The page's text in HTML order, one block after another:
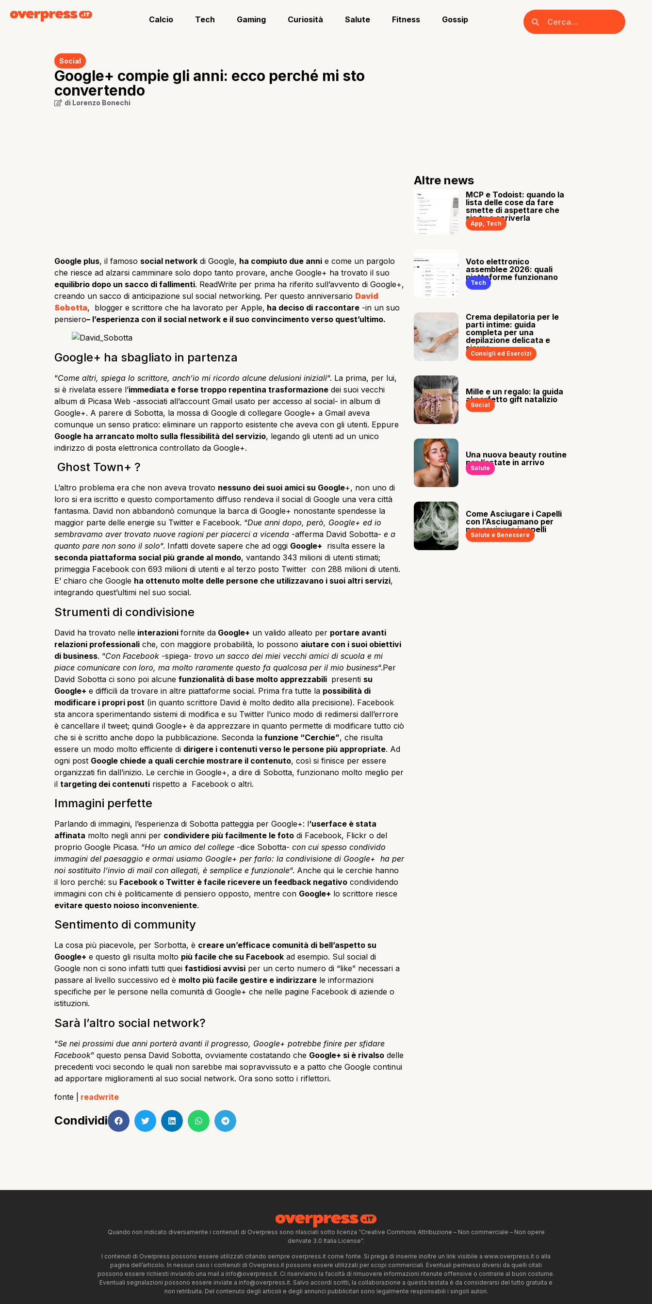
Calcio Tech Gaming Curiosità Salute Fitness Gossip
Social
Google+ compie gli anni: ecco perché mi sto
convertendo
di Lorenzo Bonechi
Google plus, il famoso social network di Google, ha compiuto due anni e come un pargolo
che riesce ad alzarsi camminare solo dopo tanto provare, anche Google+ ha trovato il suo
equilibrio dopo un sacco di fallimenti. ReadWrite per prima ha riferito sull’avvento di Google+,
creando un sacco di anticipazione sul social networking. Per questo anniversario David
Sobotta, blogger e scrittore che ha lavorato per Apple, ha deciso di raccontare -in un suo
pensiero– l’esperienza con il social network e il suo convincimento verso quest’ultimo.
Google+ ha sbagliato in partenza
“Come altri, spiega lo scrittore, anch’io mi ricordo alcune delusioni iniziali“. La prima, per lui,
si è rivelata essere l’immediata e forse troppo repentina trasformazione dei suoi vecchi
album di Picasa Web -associati all’account Gmail usato per accesso al social- in album di
Google+. A parere di Sobotta, la mossa di Google di collegare Google+ a Gmail aveva
comunque un senso pratico: eliminare un rapporto esistente che aveva con gli utenti. Eppure
Google ha arrancato molto sulla flessibilità del servizio, legando gli utenti ad un unico
indirizzo di posta elettronica controllato da Google+.
Ghost Town+ ?
L’altro problema era che non aveva trovato nessuno dei suoi amici su Google+, non uno di
loro si era iscritto e questo comportamento diffuso rendeva il social di Google una vera città
fantasma. David non abbandonò comunque la barca di Google+ nonostante spendesse la
maggior parte delle energie su Twitter e Facebook. “Due anni dopo, però, Google+ ed io
sembravamo aver trovato nuove ragioni per piacerci a vicenda -afferma David Sobotta- e a
quanto pare non sono il solo“. Infatti dovete sapere che ad oggi Google+ risulta essere la
seconda piattaforma social più grande al mondo, vantando 343 milioni di utenti stimati;
primeggia Facebook con 693 milioni di utenti e al terzo posto Twitter con 288 milioni di utenti.
E’ chiaro che Google ha ottenuto molte delle persone che utilizzavano i suoi altri servizi,
integrando quest’ultimi nel suo social.
Strumenti di condivisione
David ha trovato nelle interazioni fornite da Google+ un valido alleato per portare avanti
relazioni professionali che, con maggiore probabilità, lo possono aiutare con i suoi obiettivi
di business. “Con Facebook -spiega- trovo un sacco dei miei vecchi amici di scuola e mi
piace comunicare con loro, ma molto raramente questo fa qualcosa per il mio business“.Per
David Sobotta ci sono poi alcune funzionalità di base molto apprezzabili presenti su
Google+ e difficili da trovare in altre piattaforme social. Prima fra tutte la possibilità di
modificare i propri post (in quanto scrittore David è molto dedito alla precisione). Facebook
sta ancora sperimentando sistemi di modifica e su Twitter l’unico modo di redimersi dall’errore
è cancellare il tweet; quindi Google+ è da apprezzare in quanto permette di modificare tutto ciò
che si è scritto anche dopo la pubblicazione. Seconda la funzione “Cerchie”, che risulta
essere un modo molto efficiente di dirigere i contenuti verso le persone più appropriate. Ad
ogni post Google chiede a quali cerchie mostrare il contenuto, così si finisce per essere
organizzati fin dall’inizio. Le cerchie in Google+, a dire di Sobotta, funzionano molto meglio per
il targeting dei contenuti rispetto a Facebook o altri.
Immagini perfette
Parlando di immagini, l’esperienza di Sobotta patteggia per Google+: l‘userface è stata
affinata molto negli anni per condividere più facilmente le foto di Facebook, Flickr o del
proprio Google Picasa. “Ho un amico del college -dice Sobotta- con cui spesso condivido
immagini del paesaggio e ormai usiamo Google+ per farlo: la condivisione di Google+ ha per
noi sostituito l’invio di mail con allegati, è semplice e funzionale“. Anche qui le cerchie hanno
il loro perché: su Facebook o Twitter è facile ricevere un feedback negativo condividendo
immagini con chi è politicamente di pensiero opposto, mentre con Google+ lo scrittore riesce
evitare questo noioso inconveniente.
Sentimento di community
La cosa più piacevole, per Sorbotta, è creare un’efficace comunità di bell’aspetto su
Google+ e questo gli risulta molto più facile che su Facebook ad esempio. Sul social di
Google non ci sono infatti tutti quei fastidiosi avvisi per un certo numero di “like” necessari a
passare al livello successivo ed è molto più facile gestire e indirizzare le informazioni
specifiche per le persone nella comunità di Google+ che nelle pagine Facebook di aziende o
istituzioni.
Sarà l’altro social network?
“Se nei prossimi due anni porterà avanti il progresso, Google+ potrebbe finire per sfidare
Facebook” questo pensa David Sobotta, ovviamente costatando che Google+ si è rivalso delle
precedenti voci secondo le quali non sarebbe mai sopravvissuto e a patto che Google continui
ad apportare miglioramenti al suo social network. Ora sono sotto i riflettori.
fonte |
readwrite
Condividi
Altre news
MCP e Todoist: quando la
lista delle cose da fare
smette di aspettare che
sia tu a scriverla
App, Tech
Voto elettronico
assemblee 2026: quali
piattaforme funzionano
Tech
Crema depilatoria per le
parti intime: guida
completa per una
depilazione delicata e
sicura
Consigli ed Esercizi
Mille e un regalo: la guida
al perfetto gift natalizio
Social
Una nuova beauty routine
per l’estate in arrivo
Salute
Come Asciugare i Capelli
con l’Asciugamano per
non rovinare i capelli
Salute e Benessere
Quando non indicato diversamente i contenuti di Overpress sono rilasciati sotto licenza “Creative Commons Attribuzione – Non commerciale – Non opere
derivate 3.0 Italia License”.
I contenuti di Overpress possono essere utilizzati citando sempre overpress.it come fonte. Si prega di inserire inoltre un link visibile a www.overpress.it o alla
pagina dell’articolo. In nessun caso i contenuti di Overpress.it possono essere utilizzati per scopi commerciali. Eventuali permessi diversi da quelli citati
possono essere richiesti inviando una mail a info@overpress.it. Ci riserviamo la facoltà di rimuovere informazioni ritenute offensive o contrarie al buon costume.
Eventuali segnalazioni possono essere inviate a info@overpress.it. Salvo accordi scritti, la collaborazione a questa testata è da considerarsi del tutto gratuita e
non retribuita. Del contenuto degli articoli e degli annunci pubblicitari sono legalmente responsabili i singoli autori.